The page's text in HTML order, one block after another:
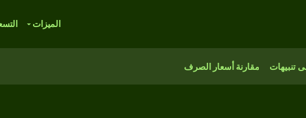
الميزات
تنبيهات مقارنة أسعار الصرف